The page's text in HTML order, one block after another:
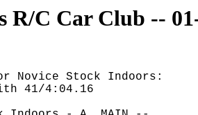
C Car Club --